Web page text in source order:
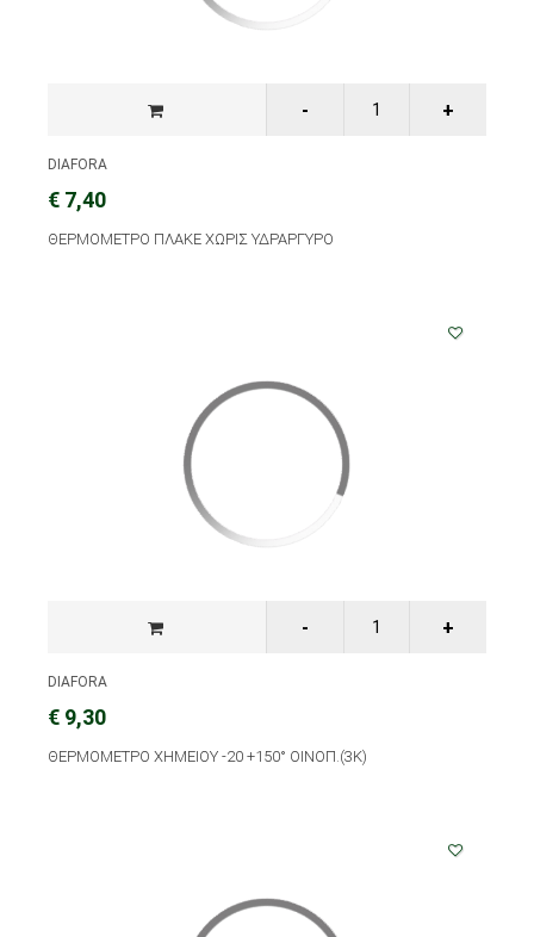
DIAFORA
€ 7,40
ΘΕΡΜΟΜΕΤΡΟ ΠΛΑΚΕ ΧΩΡΙΣ ΥΔΡΑΡΓΥΡΟ
DIAFORA
€ 9,30
ΘΕΡΜΟΜΕΤΡΟ ΧΗΜΕΙΟΥ -20 +150° ΟΙΝΟΠ.(3Κ)